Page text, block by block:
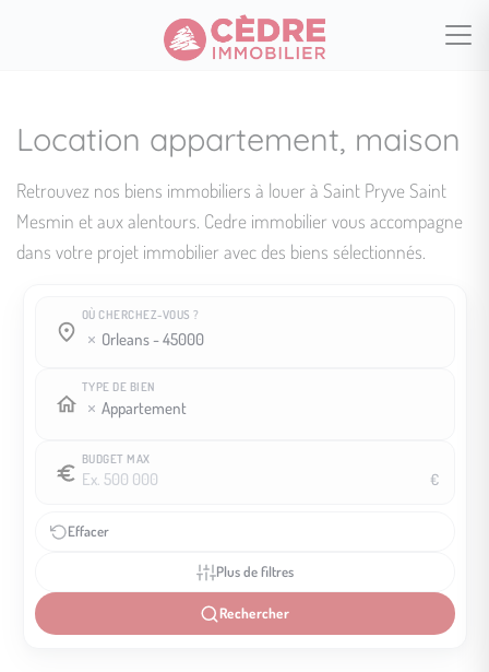
Location appartement, maison
Retrouvez nos biens immobiliers à louer à Saint Pryve Saint
Mesmin et aux alentours. Cedre immobilier vous accompagne
dans votre projet immobilier avec des biens sélectionnés.
OÙ CHERCHEZ-VOUS ?
Où cherchez-vous ?
orleans - 45000
Où cherchez-vous ?
TYPE DE BIEN
Appartement
BUDGET MAX
€
Effacer
Plus de filtres
Rechercher